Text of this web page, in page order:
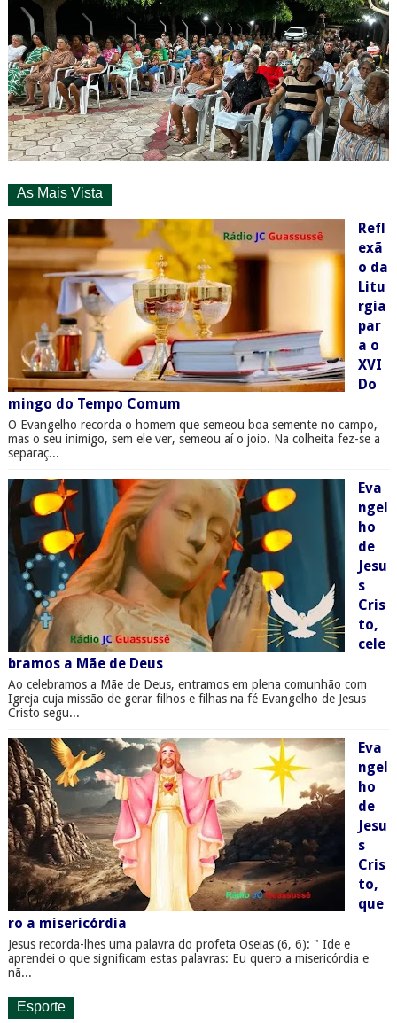
As Mais Vista
Refl
exã
o da
Litu
rgia
par
a o
XVI
Do
mingo do Tempo Comum
O Evangelho recorda o homem que semeou boa semente no campo,
mas o seu inimigo, sem ele ver, semeou aí o joio. Na colheita fez-se a
separaç...
Eva
ngel
ho
de
Jesu
s
Cris
to,
cele
bramos a Mãe de Deus
Ao celebramos a Mãe de Deus, entramos em plena comunhão com
Igreja cuja missão de gerar filhos e filhas na fé Evangelho de Jesus
Cristo segu...
Eva
ngel
ho
de
Jesu
s
Cris
to,
que
ro a misericórdia
Jesus recorda-lhes uma palavra do profeta Oseias (6, 6): " Ide e
aprendei o que significam estas palavras: Eu quero a misericórdia e
nã...
Esporte